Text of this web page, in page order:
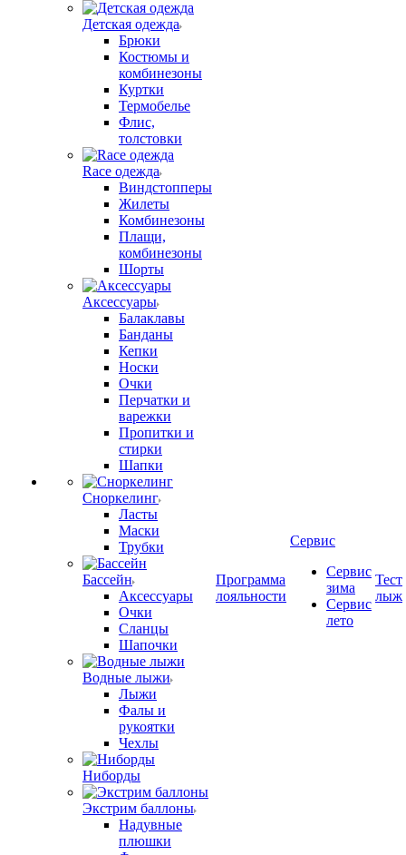
Детская одежда
Брюки
Костюмы и
комбинезоны
Куртки
Термобелье
Флис,
толстовки
Race одежда
Виндстопперы
Жилеты
Комбинезоны
Плащи,
комбинезоны
Шорты
Аксессуары
Балаклавы
Банданы
Кепки
Носки
Очки
Перчатки и
варежки
Пропитки и
стирки
Шапки
Сноркелинг
Ласты
Маски
Трубки
Бассейн
Аксессуары
Очки
Сланцы
Шапочки
Водные лыжи
Лыжи
Фалы и
рукоятки
Чехлы
Ниборды
Экстрим баллоны
Надувные
плюшки
Программа
лояльности
Сервис
Сервис
зима
Сервис
лето
Тест
лыж